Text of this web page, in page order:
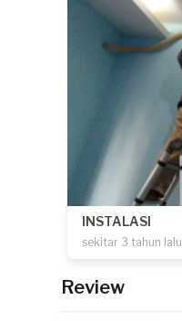
INSTALASI
sekitar 3 tahun lalu
Review